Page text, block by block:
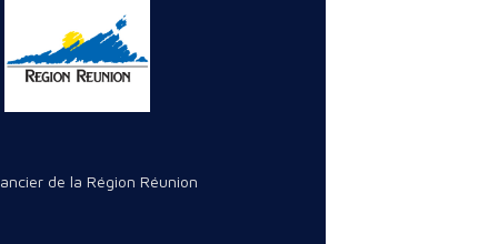
de la Région Réunion